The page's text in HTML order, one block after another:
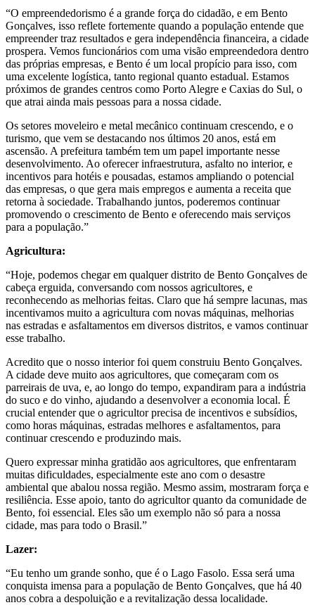
“O empreendedorismo é a grande força do cidadão, e em Bento
Gonçalves, isso reflete fortemente quando a população entende que
empreender traz resultados e gera independência financeira, a cidade
prospera. Vemos funcionários com uma visão empreendedora dentro
das próprias empresas, e Bento é um local propício para isso, com
uma excelente logística, tanto regional quanto estadual. Estamos
próximos de grandes centros como Porto Alegre e Caxias do Sul, o
que atrai ainda mais pessoas para a nossa cidade.
Os setores moveleiro e metal mecânico continuam crescendo, e o
turismo, que vem se destacando nos últimos 20 anos, está em
ascensão. A prefeitura também tem um papel importante nesse
desenvolvimento. Ao oferecer infraestrutura, asfalto no interior, e
incentivos para hotéis e pousadas, estamos ampliando o potencial
das empresas, o que gera mais empregos e aumenta a receita que
retorna à sociedade. Trabalhando juntos, poderemos continuar
promovendo o crescimento de Bento e oferecendo mais serviços
para a população.”
Agricultura:
“Hoje, podemos chegar em qualquer distrito de Bento Gonçalves de
cabeça erguida, conversando com nossos agricultores, e
reconhecendo as melhorias feitas. Claro que há sempre lacunas, mas
incentivamos muito a agricultura com novas máquinas, melhorias
nas estradas e asfaltamentos em diversos distritos, e vamos continuar
esse trabalho.
Acredito que o nosso interior foi quem construiu Bento Gonçalves.
A cidade deve muito aos agricultores, que começaram com os
parreirais de uva, e, ao longo do tempo, expandiram para a indústria
do suco e do vinho, ajudando a desenvolver a economia local. É
crucial entender que o agricultor precisa de incentivos e subsídios,
como horas máquinas, estradas melhores e asfaltamentos, para
continuar crescendo e produzindo mais.
Quero expressar minha gratidão aos agricultores, que enfrentaram
muitas dificuldades, especialmente este ano com o desastre
ambiental que abalou nossa região. Mesmo assim, mostraram força e
resiliência. Esse apoio, tanto do agricultor quanto da comunidade de
Bento, foi essencial. Eles são um exemplo não só para a nossa
cidade, mas para todo o Brasil.”
Lazer:
“Eu tenho um grande sonho, que é o Lago Fasolo. Essa será uma
conquista imensa para a população de Bento Gonçalves, que há 40
anos cobra a despoluição e a revitalização dessa localidade.